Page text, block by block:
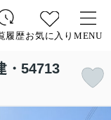
履歴お気に入り MENU
・54713